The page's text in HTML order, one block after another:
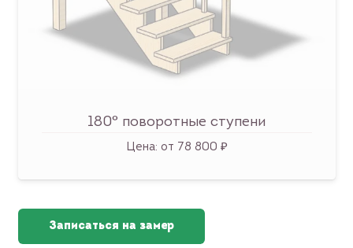
180° поворотные ступени
Цена: от 78 800 ₽
Записаться на замер